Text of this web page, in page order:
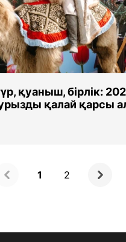
қуаныш, бірлік:
қалай қарсы
1 2